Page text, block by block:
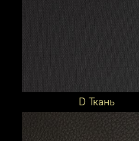
D Ткань